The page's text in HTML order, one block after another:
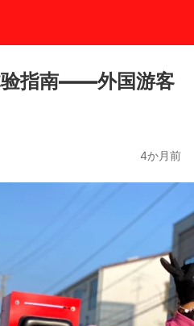
验指南——外国游客
4か月前